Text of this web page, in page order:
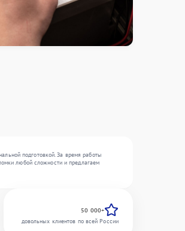
подготовкой. За время работы
любой сложности и предлагаем
50 000+
довольных клиентов по всей России